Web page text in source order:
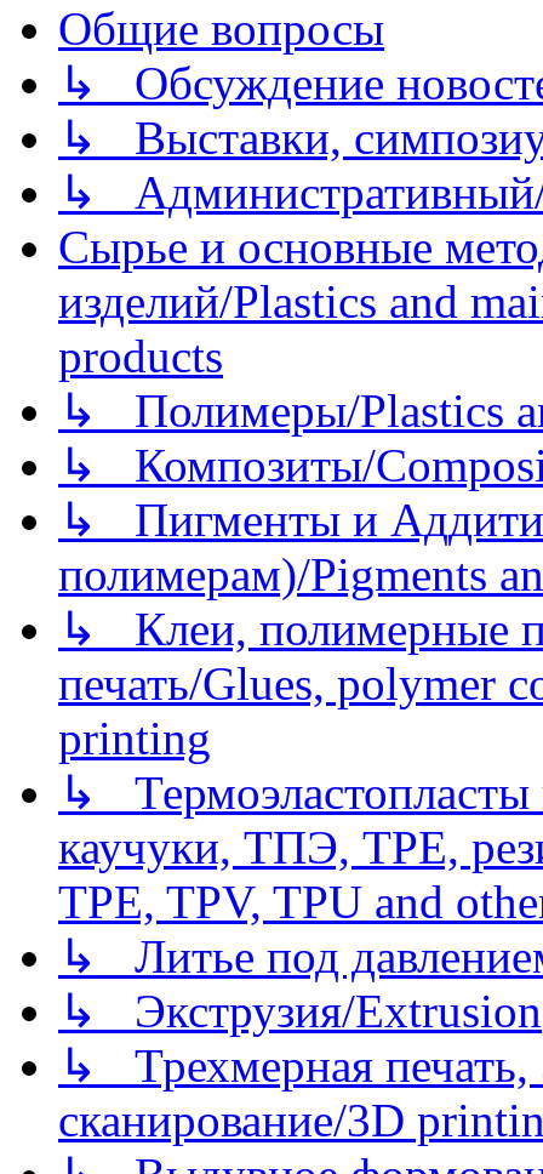
Общие вопросы
↳ Обсуждение
↳ Выставки,
↳
Сырье и основные
изделий/Plastics and
products
↳ Полимеры/Plastics
↳ Композиты/
↳ Пигменты и
полимерам)/Pigments
↳ Клеи, полимерные
печать/Glues, polymer
printing
↳
каучуки, ТПЭ, TPE,
TPE, TPV, TPU and
↳ Литье под
↳ Экструзия/Extrusion
↳ Трехмерная
сканирование/3D